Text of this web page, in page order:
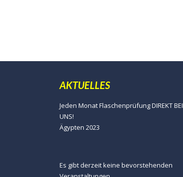
AKTUELLES
Jeden Monat Flaschenprüfung DIREKT BEI
UNS!
Ägypten 2023
Es gibt derzeit keine bevorstehenden